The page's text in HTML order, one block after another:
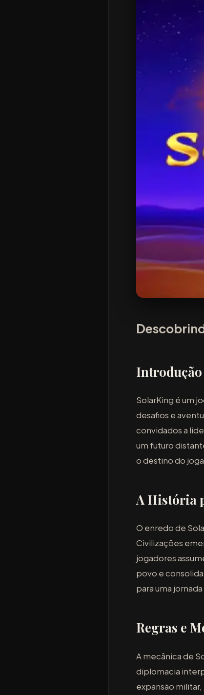
SolarKing é um
desafios e
convidados a
um futuro
o destino do
A História
O enredo de
Civilizações
jogadores
povo e
para uma
Regras e
A mecânica de
diplomacia
expansão